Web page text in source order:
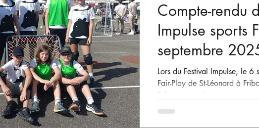
Compte-rendu
Impulse sports
septembre
Lors du Festival Impulse, le
Fair-Play de St-Léonard à
Fribourg a animé un...